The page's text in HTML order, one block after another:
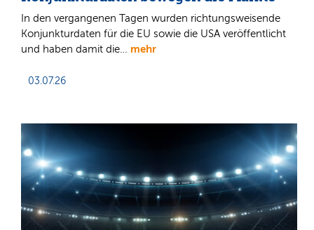
In den vergangenen Tagen wurden richtungsweisende
Konjunkturdaten für die EU sowie die USA veröffentlicht
und haben damit die… mehr
03.07.26